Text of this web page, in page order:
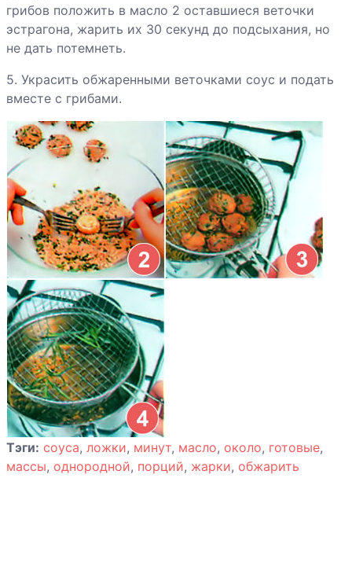
Картофельные
оладьи с
курицей
Кебабы
Котлеты из
говядины по-
корейски
Котлеты из
говядины с
сыром
Котлеты из
свинины
«Мэриленд»
Котлеты мясные
по-баварски
грибов положить в масло 2 оставшиеся веточки
эстрагона, жарить их 30 секунд до подсыхания, но
не дать потемнеть.
5. Украсить обжаренными веточками соус и подать
вместе с грибами.
Тэги: соуса, ложки, минут, масло, около, готовые,
массы, однородной, порций, жарки, обжарить